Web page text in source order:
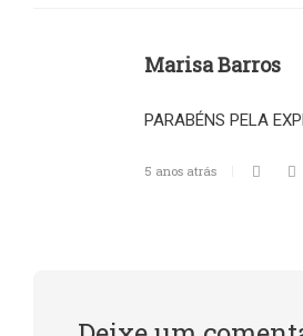
Marisa Barros
PARABÉNS PELA
5 anos atrás